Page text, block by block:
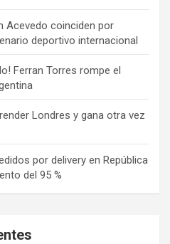
Acevedo coinciden por
deportivo internacional
Ferran Torres rompe el
Londres y gana otra vez
por delivery en República
del 95 %